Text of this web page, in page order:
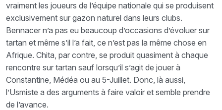
vraiment les joueurs de l’équipe nationale qui se produisent
exclusivement sur gazon naturel dans leurs clubs.
Bennacer n’a pas eu beaucoup d’occasions d’évoluer sur
tartan et même s’il l’a fait, ce n’est pas la même chose en
Afrique. Chita, par contre, se produit quasiment à chaque
rencontre sur tartan sauf lorsqu’il s’agit de jouer à
Constantine, Médéa ou au 5-Juillet. Donc, là aussi,
l’Usmiste a des arguments à faire valoir et semble prendre
de l’avance.